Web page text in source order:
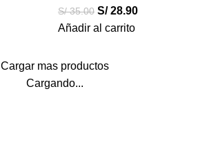
S/35.00 S/28.90
Añadir al carrito
Cargar mas productos
Cargando...